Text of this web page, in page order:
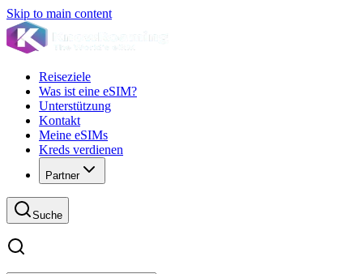
Skip to main content
Reiseziele
Was ist eine eSIM?
Unterstützung
Kontakt
Meine eSIMs
Kreds verdienen
Partner
Suche